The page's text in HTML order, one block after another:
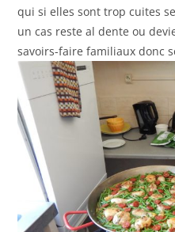
qui si elles sont trop cuites
un cas reste al dente ou
savoirs-faire familiaux donc